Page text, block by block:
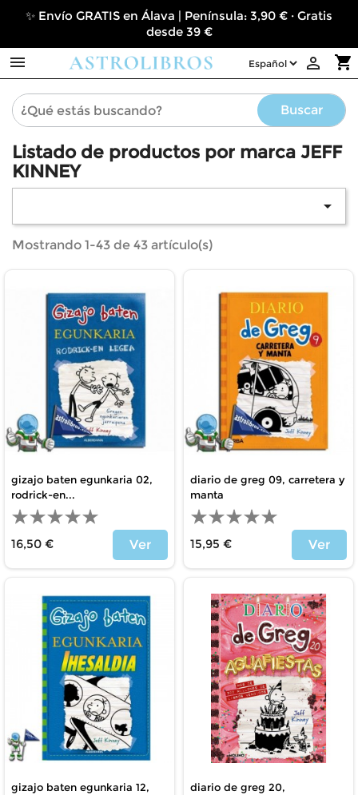
✨ Envío GRATIS en Álava | Península: 3,90 € · Gratis
desde 39 €
 shopping_cart

Buscar
Listado de productos por marca JEFF
KINNEY

Mostrando 1-43 de 43 artículo(s)
gizajo baten egunkaria 02,
rodrick-en...
16,50 €
Ver
diario de greg 09, carretera y
manta
15,95 €
Ver
gizajo baten egunkaria 12,
diario de greg 20,